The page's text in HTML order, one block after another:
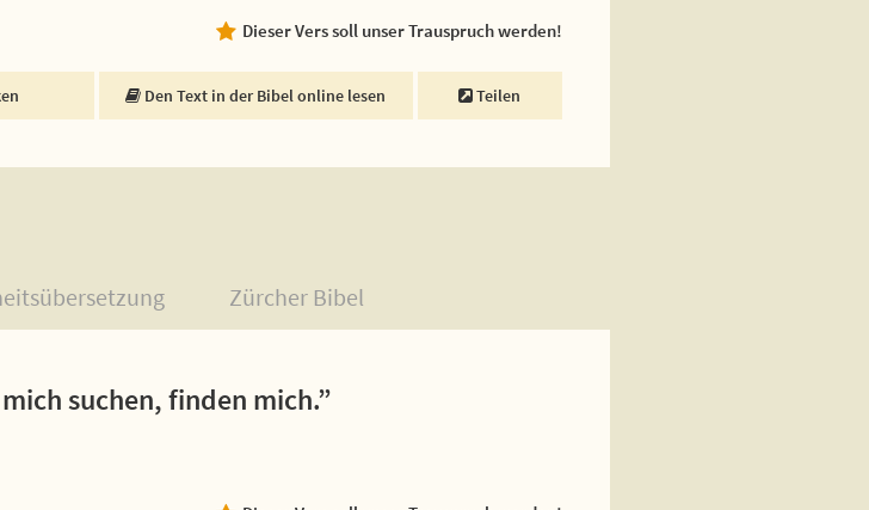
Dieser Vers soll unser Trauspruch werden!
Den Text in der Bibel online lesen Teilen
Zürcher Bibel
suchen, finden mich.”